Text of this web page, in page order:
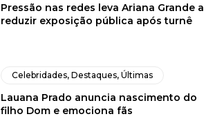
Pressão nas redes leva Ariana Grande a
reduzir exposição pública após turnê
Celebridades,Destaques,Últimas
Lauana Prado anuncia nascimento do
filho Dom e emociona fãs